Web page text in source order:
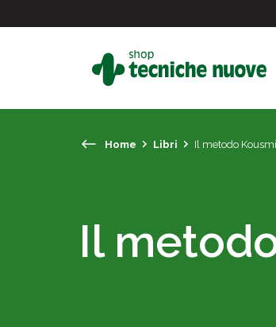
Home Libri Il metodo
Il